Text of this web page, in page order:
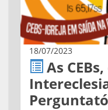
18/07/2023
As